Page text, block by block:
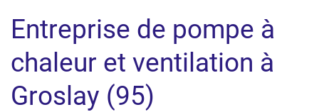
 Adresse email de réception
Entreprise de pompe à
chaleur et ventilation à
Groslay (95)